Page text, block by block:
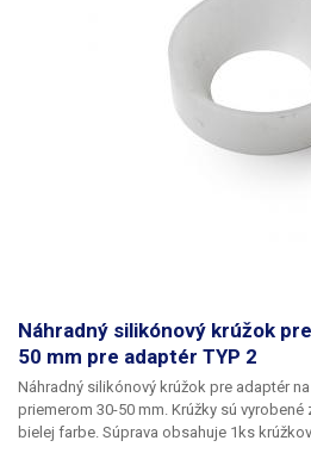
Náhradný silikónový krúžok
50 mm pre adaptér TYP 2
Náhradný silikónový krúžok pre adaptér
priemerom 30-50 mm. Krúžky sú
bielej farbe. Súprava obsahuje 1ks